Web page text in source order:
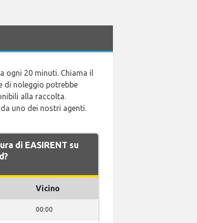
ogni 20 minuti. Chiama il
di noleggio potrebbe
alla raccolta.
uno dei nostri agenti.
di EASIRENT su
Vicino
00:00